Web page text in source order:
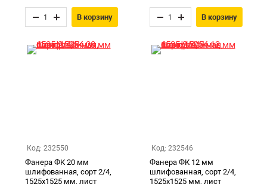
В корзину В корзину
Код: 232550
Фанера ФК 20 мм
шлифованная, сорт 2/4,
1525х1525 мм, лист
Код: 232546
Фанера ФК 12 мм
шлифованная, сорт 2/4,
1525х1525 мм, лист